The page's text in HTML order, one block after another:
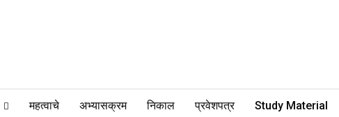
महत्वाचे अभ्यासक्रम निकाल प्रवेशपत्र Study Material